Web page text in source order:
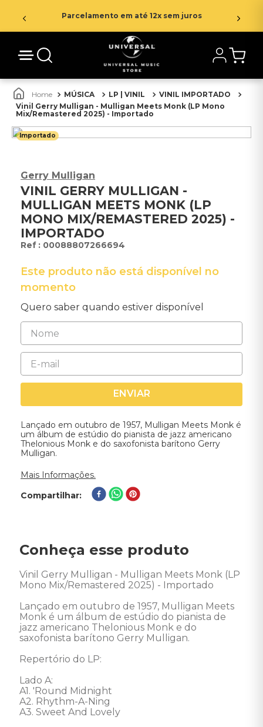
Parcelamento em até 12x sem juros
MÚSICA LP | VINIL
VINIL IMPORTADO
Vinil Gerry Mulligan - Mulligan Meets Monk (LP Mono
Mix/Remastered 2025) - Importado
Importado
Gerry Mulligan
VINIL GERRY MULLIGAN -
MULLIGAN MEETS MONK (LP
MONO MIX/REMASTERED 2025) -
IMPORTADO
: 00088807266694
Este produto não está disponível no
momento
Quero saber quando estiver disponível
ENVIAR
Lançado em outubro de 1957, Mulligan Meets Monk é
um álbum de estúdio do pianista de jazz americano
Thelonious Monk e do saxofonista barítono Gerry
Mulligan.
Mais Informações.
Compartilhar
Conheça esse produto
Vinil Gerry Mulligan - Mulligan Meets Monk (LP
Mono Mix/Remastered 2025) - Importado
Lançado em outubro de 1957, Mulligan Meets
Monk é um álbum de estúdio do pianista de
jazz americano Thelonious Monk e do
saxofonista barítono Gerry Mulligan.
Repertório do LP:
Lado A:
A1. 'Round Midnight
A2. Rhythm-A-Ning
A3. Sweet And Lovely